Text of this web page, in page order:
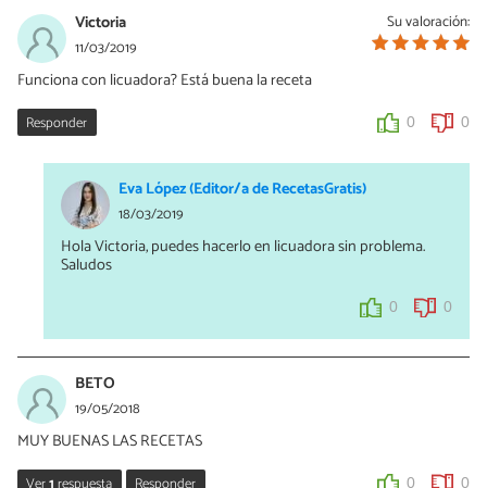
Su valoración:
Victoria
11/03/2019
Funciona con licuadora? Está buena la receta
Responder 0 0
Eva López (Editor/a de RecetasGratis)
18/03/2019
Hola Victoria, puedes hacerlo en licuadora sin problema.
Saludos
0 0
BETO
19/05/2018
MUY BUENAS LAS RECETAS
0 0